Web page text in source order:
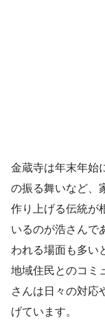
金蔵寺は年末年始
の振る舞いなど、
作り上げる伝統が
いるのが浩さんで
われる場面も多い
地域住民とのコミ
さんは日々の対応
げています。